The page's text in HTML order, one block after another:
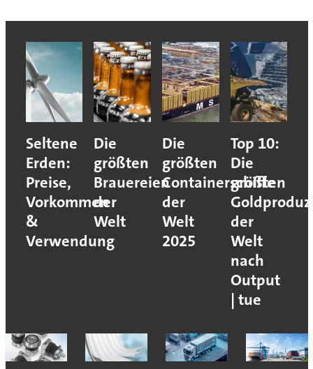
Seltene
Erden:
Preise,
Vorkommen
&
Verwendung
Die
größten
Brauereien
der
Welt
Die
größten
Containerschiffe
der
Welt
2025
Top 10:
Die
größten
der
Welt
nach
Output
| tue